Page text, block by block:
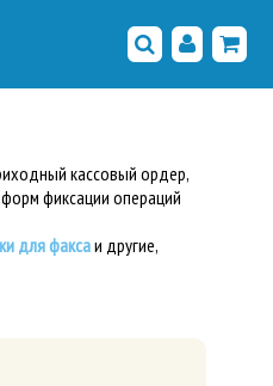
кассовый ордер,
фиксации операций
для факсаи другие,